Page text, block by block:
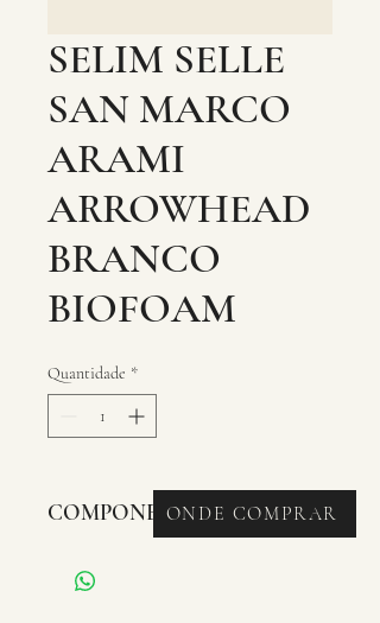
SELIM SELLE
SAN MARCO
ARAMI
ARROWHEAD
BRANCO
BIOFOAM
Quantidade *
COMPONENTES - SELIM
ONDE COMPRAR